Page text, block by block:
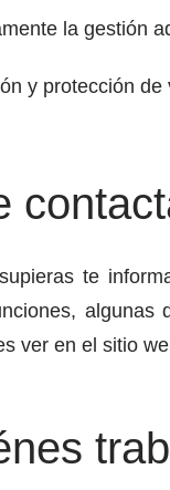
la gestión
y protección
te
algunas
ver en el sitio